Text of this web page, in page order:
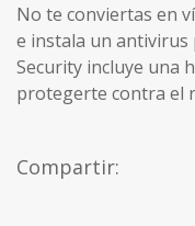
No te conviertas en
e instala un
Security incluye una
protegerte contra el
Compartir: